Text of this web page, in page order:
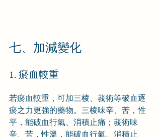
七、加減變化
1. 瘀血較重
若瘀血較重，可加三棱、莪術等破血逐
瘀之力更強的藥物。三棱味辛、苦，性
平，能破血行氣、消積止痛；莪術味
辛、苦，性溫，能破血行氣、消積止